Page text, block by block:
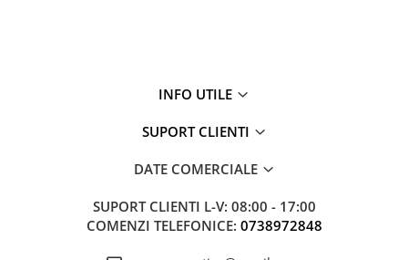
INFO UTILE
SUPORT CLIENTI
DATE COMERCIALE
SUPORT CLIENTI L-V: 08:00 - 17:00
COMENZI TELEFONICE: 0738972848